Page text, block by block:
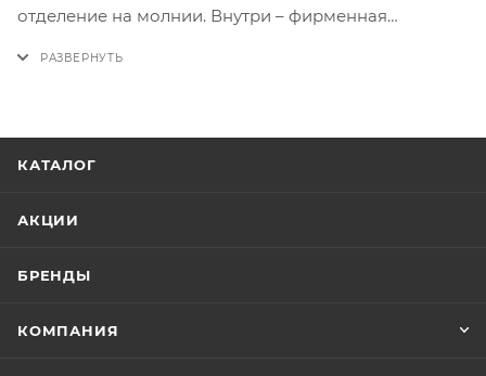
отделение на молнии. Внутри – фирменная
КАТАЛОГ
АКЦИИ
БРЕНДЫ
КОМПАНИЯ